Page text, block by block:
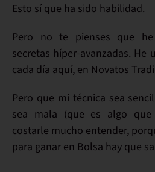
Esto sí que ha sido habilidad.
Pero no te pienses que
secretas híper-avanzadas. He
cada día aquí, en Novatos
Pero que mi técnica sea
sea mala (que es algo
costarle mucho entender,
para ganar en Bolsa hay que